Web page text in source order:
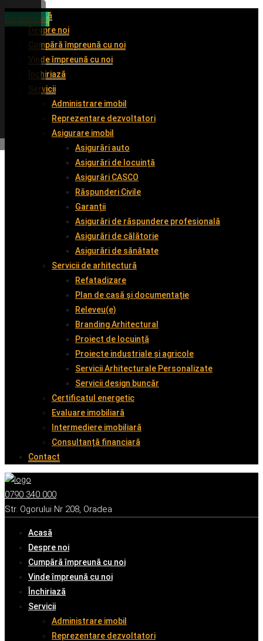
Acasă
Despre noi
Cumpără împreună cu noi
Vinde împreună cu noi
Închiriază
Servicii
Administrare imobil
Reprezentare dezvoltatori
Asigurare imobil
Asigurări auto
Asigurări de locuință
Asigurări CASCO
Răspunderi Civile
Garanții
Asigurări de răspundere profesională
Asigurări de călătorie
Asigurări de sănătate
Servicii de arhitectură
Refatadizare
Plan de casă și documentație
Releveu(e)
Branding Arhitectural
Proiect de locuință
Proiecte industriale și agricole
Servicii Arhitecturale Personalizate
Servicii design buncăr
Certificatul energetic
Evaluare imobiliară
Intermediere imobiliară
Consultanță financiară
Contact
0790 340 000
Str. Ogorului Nr 208, Oradea
Acasă
Despre noi
Cumpără împreună cu noi
Vinde împreună cu noi
Închiriază
Servicii
Administrare imobil
Reprezentare dezvoltatori
De închiriat
De închiriat
De vânzare
De închiriat